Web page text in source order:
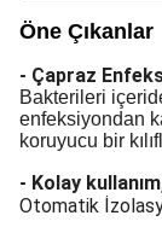
Öne Çıkanlar
- Çapraz
Bakterileri
enfeksiyondan
koruyucu bir
- Kolay
Otomatik